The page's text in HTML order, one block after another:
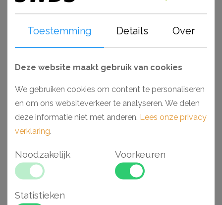
afwerken met elk soort verf. Monteer en werk het geheel
gemakkelijk af met de lijmen van Adefix (NMC) en
Decofix (Orac).
Waarom kiezen voor een Arstyl FLEX plafondlijst?
- Makkelijk verwerkbaar
- Toepasbaar in vochtige ruimtes
- Hoogwaardig polyurethaan (PU)
- Vormt mee met ronding wand
- Flexradius van minimaal 55 cm
Toestemming Details Over
Deze website maakt gebruik van cookies
We gebruiken cookies om content te personaliseren
en om ons websiteverkeer te analyseren. We delen
deze informatie niet met anderen. Lees onze privacy
verklaring.
Noodzakelijk Voorkeuren
Statistieken